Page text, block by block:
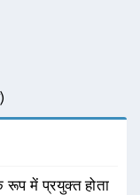
में प्रयुक्त होता